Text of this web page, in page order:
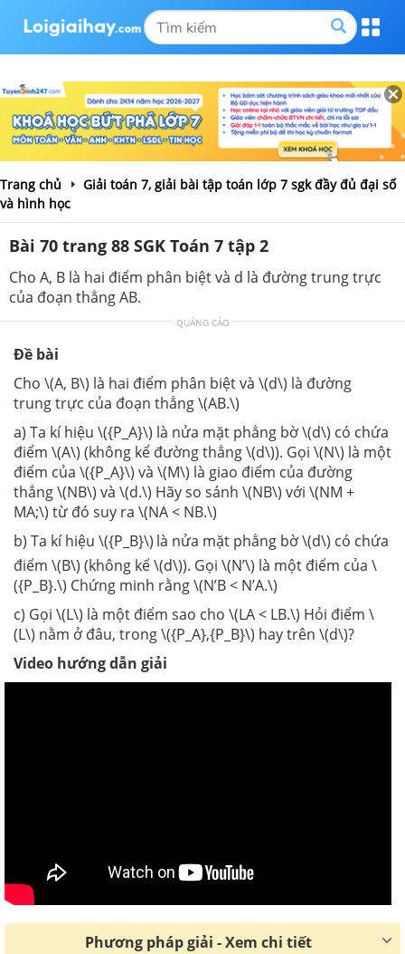
Trang chủ
Giải toán 7, giải bài tập toán lớp 7 sgk đầy đủ đại số
và hình học
Bài 70 trang 88 SGK Toán 7 tập 2
Cho A, B là hai điểm phân biệt và d là đường trung trực
của đoạn thẳng AB.
QUẢNG CÁO
Đề bài
Cho \(A, B\) là hai điểm phân biệt và \(d\) là đường
trung trực của đoạn thẳng \(AB.\)
a) Ta kí hiệu \({P_A}\) là nửa mặt phẳng bờ \(d\) có chứa
điểm \(A\) (không kể đường thẳng \(d\)). Gọi \(N\) là một
điểm của \({P_A}\) và \(M\) là giao điểm của đường
thẳng \(NB\) và \(d.\) Hãy so sánh \(NB\) với \(NM +
MA;\) từ đó suy ra \(NA < NB.\)
b) Ta kí hiệu \({P_B}\) là nửa mặt phẳng bờ \(d\) có chứa
điểm \(B\) (không kể \(d\)). Gọi \(N’\) là một điểm của \
({P_B}.\) Chứng minh rằng \(N’B < N’A.\)
c) Gọi \(L\) là một điểm sao cho \(LA < LB.\) Hỏi điểm \
(L\) nằm ở đâu, trong \({P_A},{P_B}\) hay trên \(d\)?
Video hướng dẫn giải
Phương pháp giải - Xem chi tiết